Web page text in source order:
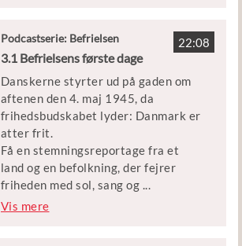
Olesen
Klip: DR, TV2, Frihedsmuseet og
Københavns Beredskab
Udgivet af Børne- og
Undervisningsministeriet
22:08
Podcastserie: Befrielsen
3.1 Befrielsens første dage
Danskerne styrter ud på gaden om
aftenen den 4. maj 1945, da
frihedsbudskabet lyder: Danmark er
atter frit.
Få en stemningsreportage fra et
land og en befolkning, der fejrer
friheden med sol, sang og ...
skåltaler – men også med stor
Vis mere